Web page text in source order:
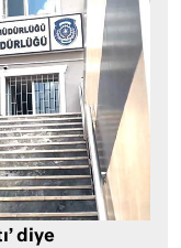
diye